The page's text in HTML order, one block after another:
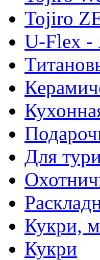
Tojiro
U-Flex -
Для
Кукри,
Кукри